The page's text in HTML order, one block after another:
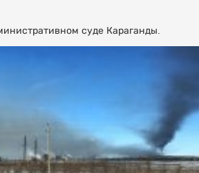
суде Караганды.